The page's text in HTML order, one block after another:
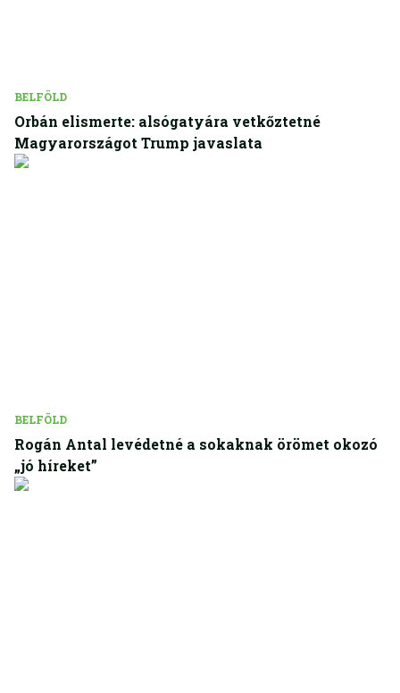
BELFÖLD
Orbán elismerte: alsógatyára vetkőztetné
Magyarországot Trump javaslata
BELFÖLD
Rogán Antal levédetné a sokaknak örömet okozó
„jó híreket”